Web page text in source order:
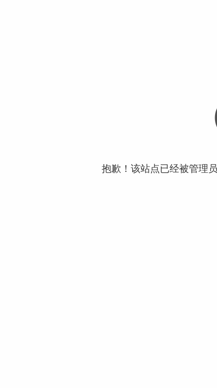
抱歉！该站点已经被管理